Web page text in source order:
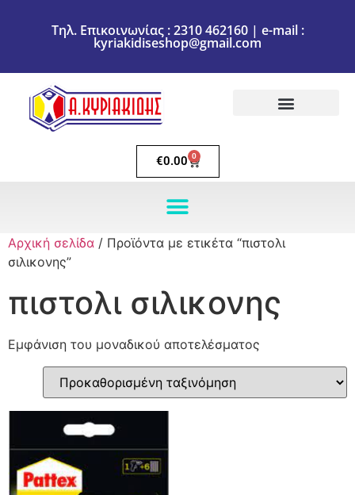
Τηλ. Επικοινωνίας : 2310 462160 | e-mail :
kyriakidiseshop@gmail.com
€0.00 0
Αρχική σελίδα / Προϊόντα με ετικέτα “πιστολι
σιλικονης”
πιστολι σιλικονης
Εμφάνιση του μοναδικού αποτελέσματος